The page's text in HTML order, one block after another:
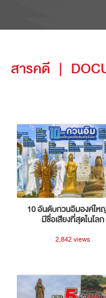
สารคดี |
10 อันดับกวนอิมองค์ให
มีชื่อเสียงที่สุดในโลก
2,842 views